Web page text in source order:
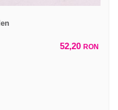
52,20 RON